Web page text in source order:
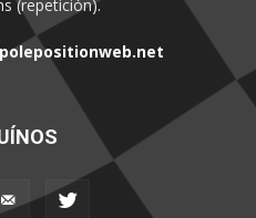
(repetición).